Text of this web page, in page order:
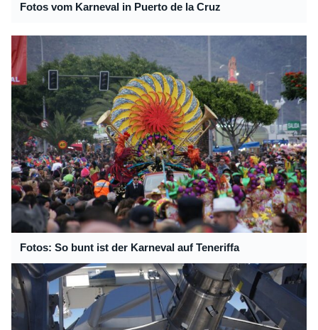
Fotos vom Karneval in Puerto de la Cruz
Fotos: So bunt ist der Karneval auf Teneriffa